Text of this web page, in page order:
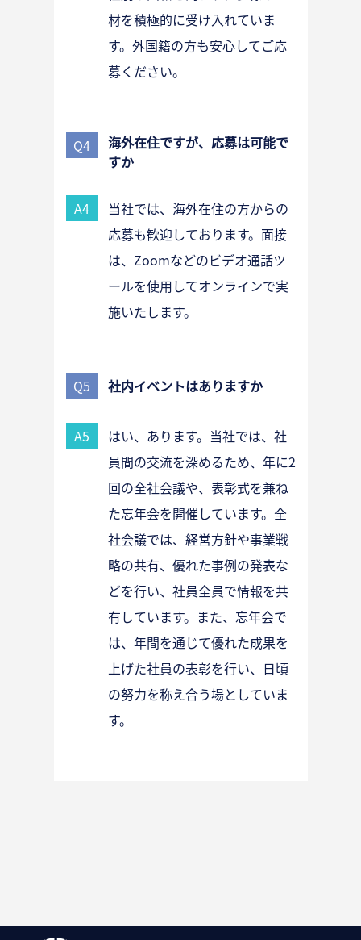
材を積極的に受け入れていま
す。外国籍の方も安心してご応
募ください。
Q4
海外在住ですが、応募は可能で
すか
A4
当社では、海外在住の方からの
応募も歓迎しております。面接
は、Zoomなどのビデオ通話ツ
ールを使用してオンラインで実
施いたします。
Q5 社内イベントはありますか
A5
はい、あります。当社では、社
員間の交流を深めるため、年に2
回の全社会議や、表彰式を兼ね
た忘年会を開催しています。全
社会議では、経営方針や事業戦
略の共有、優れた事例の発表な
どを行い、社員全員で情報を共
有しています。また、忘年会で
は、年間を通じて優れた成果を
上げた社員の表彰を行い、日頃
の努力を称え合う場としていま
す。